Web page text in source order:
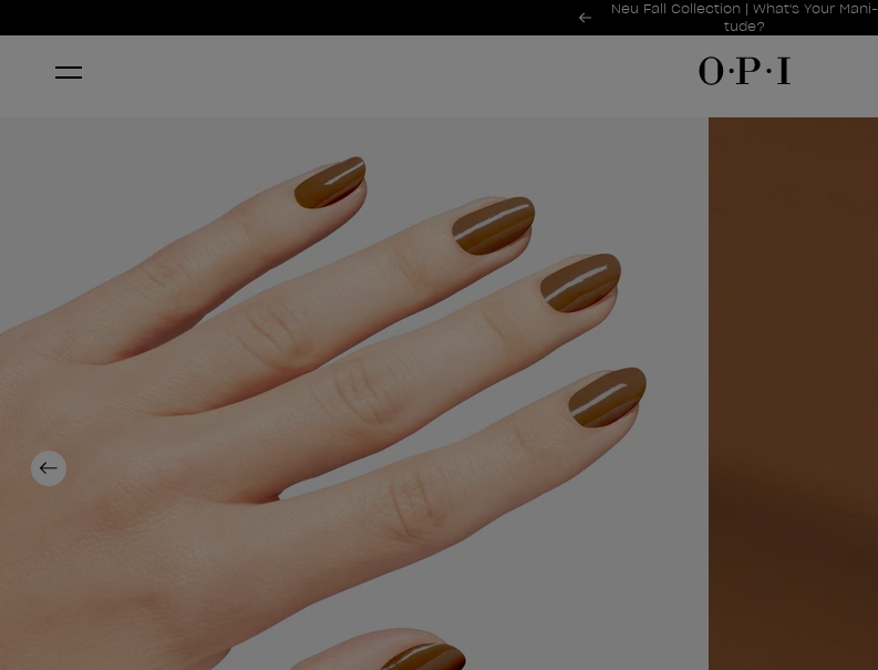
Sonderangebote
Neu Fall Collection | What's Your Mani-
tude?
Item 1 of 2
Previous